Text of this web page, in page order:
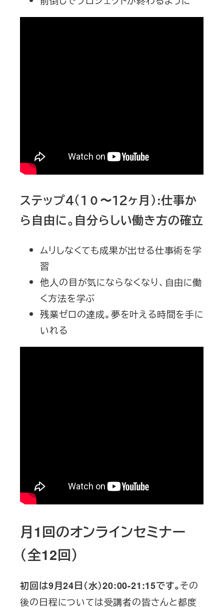
ステップ４（１０〜１２ヶ月）:仕事か
ら自由に。自分らしい働き方の確立
ムリしなくても成果が出せる仕事術を学
習
他人の目が気にならなくなり、自由に働
く方法を学ぶ
残業ゼロの達成。夢を叶える時間を手に
いれる
月1回のオンラインセミナー
（全12回）
初回は9月24日（水）20:00-21:15です。その
後の日程については受講者の皆さんと都度